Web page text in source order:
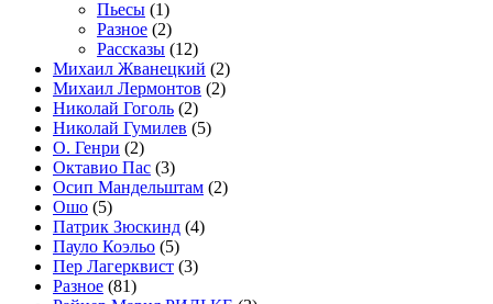
Пьесы (1)
Разное (2)
Рассказы (12)
Михаил Жванецкий (2)
Михаил Лермонтов (2)
Николай Гоголь (2)
Николай Гумилев (5)
О. Генри (2)
Октавио Пас (3)
Осип Мандельштам (2)
Ошо (5)
Патрик Зюскинд (4)
Пауло Коэльо (5)
Пер Лагерквист (3)
Разное (81)